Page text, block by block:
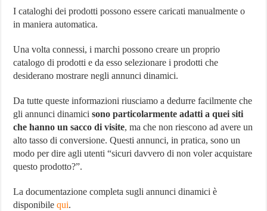
I cataloghi dei prodotti possono essere caricati manualmente o
in maniera automatica.
Una volta connessi, i marchi possono creare un proprio
catalogo di prodotti e da esso selezionare i prodotti che
desiderano mostrare negli annunci dinamici.
Da tutte queste informazioni riusciamo a dedurre facilmente che
gli annunci dinamicisono particolarmente adatti a quei siti
che hanno un sacco di visite, ma che non riescono ad avere un
alto tasso di conversione. Questi annunci, in pratica, sono un
modo per dire agli utenti “sicuri davvero di non voler acquistare
questo prodotto?”.
La documentazione completa sugli annunci dinamici è
disponibilequi.